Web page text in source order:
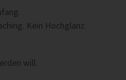
Kein Hochglanz.
will.